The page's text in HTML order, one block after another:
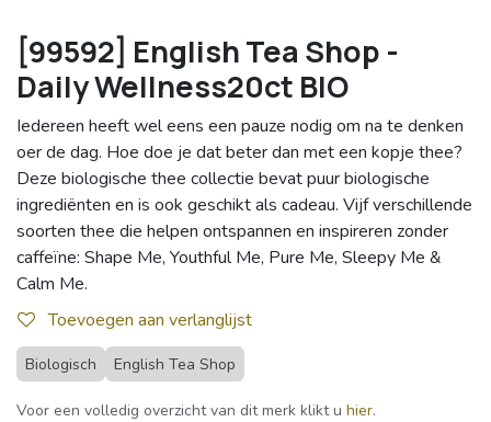
[99592] English Tea Shop -
Daily Wellness20ct BIO
Iedereen heeft wel eens een pauze nodig om na te denken
oer de dag. Hoe doe je dat beter dan met een kopje thee?
Deze biologische thee collectie bevat puur biologische
ingrediënten en is ook geschikt als cadeau. Vijf verschillende
soorten thee die helpen ontspannen en inspireren zonder
caffeïne: Shape Me, Youthful Me, Pure Me, Sleepy Me &
Calm Me.
Toevoegen aan verlanglijst
Biologisch English Tea Shop
Voor een volledig overzicht van dit merk klikt u hier.